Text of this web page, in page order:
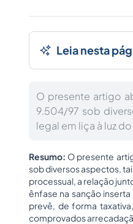
Leia nesta
O presente artigo
9.504/97 sob
legal em liça à luz
Resumo: O presente
sob diversos aspectos,
processual, a relação
ênfase na sanção
prevê, de forma
comprovados